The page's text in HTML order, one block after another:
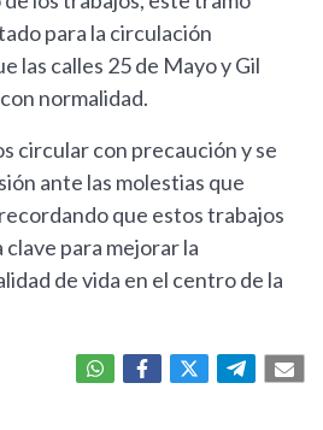
para la circulación
las calles 25 de Mayo y Gil
normalidad.
circular con precaución y se
ante las molestias que
que estos trabajos
para mejorar la
de vida en el centro de la